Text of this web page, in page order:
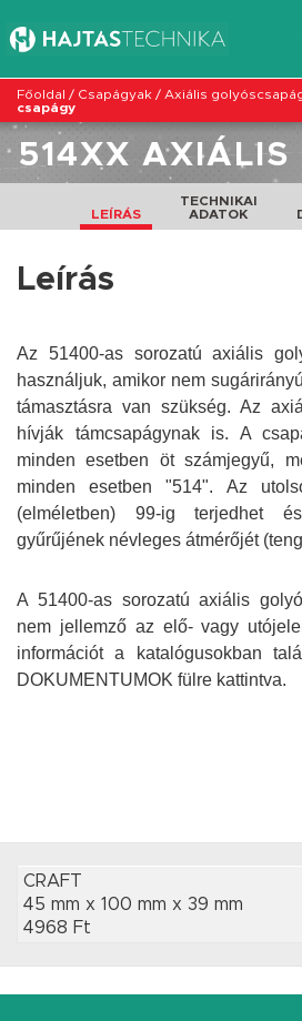
Főoldal / Csapágyak / Axiális
csapágy
514XX AXIÁLIS
LEÍRÁS
TECHNIKAI
ADATOK
Leírás
Az 51400-as sorozatú axiális
használjuk, amikor nem
támasztásra van szükség. Az
hívják támcsapágynak is. A
minden esetben öt számjegyű,
minden esetben "514". Az
(elméletben) 99-ig terjedhet
gyűrűjének névleges átmérőjét
A 51400-as sorozatú axiális
nem jellemző az elő- vagy
információt a katalógusokban
DOKUMENTUMOK fülre kattintva.
CRAFT
45 mm x 100 mm x 39 mm
4968 Ft